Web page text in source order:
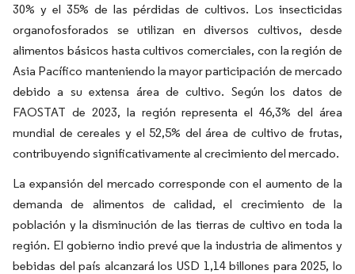
30% y el 35% de las pérdidas de cultivos. Los insecticidas
organofosforados se utilizan en diversos cultivos, desde
alimentos básicos hasta cultivos comerciales, con la región de
Asia Pacífico manteniendo la mayor participación de mercado
debido a su extensa área de cultivo. Según los datos de
FAOSTAT de 2023, la región representa el 46,3% del área
mundial de cereales y el 52,5% del área de cultivo de frutas,
contribuyendo significativamente al crecimiento del mercado.
La expansión del mercado corresponde con el aumento de la
demanda de alimentos de calidad, el crecimiento de la
población y la disminución de las tierras de cultivo en toda la
región. El gobierno indio prevé que la industria de alimentos y
bebidas del país alcanzará los USD 1,14 billones para 2025, lo